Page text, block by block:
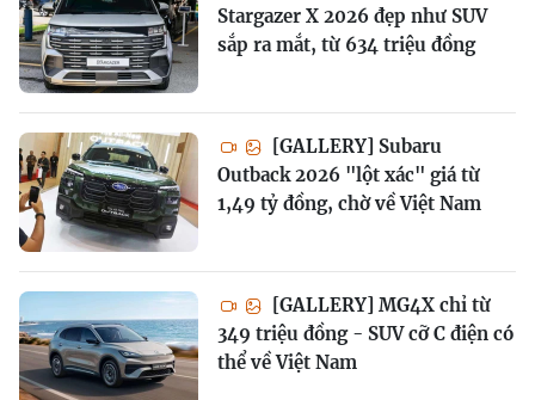
Stargazer X 2026 đẹp như SUV
sắp ra mắt, từ 634 triệu đồng
[GALLERY] Subaru
Outback 2026 "lột xác" giá từ
1,49 tỷ đồng, chờ về Việt Nam
[GALLERY] MG4X chỉ từ
349 triệu đồng - SUV cỡ C điện có
thể về Việt Nam